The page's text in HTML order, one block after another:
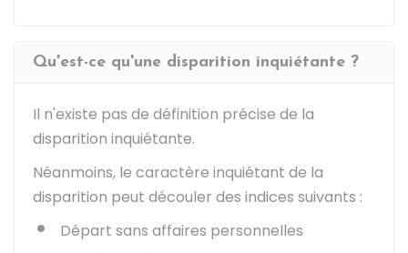
Qu'est-ce qu'une disparition inquiétante ?
Il n'existe pas de définition précise de la
disparition inquiétante.
Néanmoins, le caractère inquiétant de la
disparition peut découler des indices suivants :
Départ sans affaires personnelles